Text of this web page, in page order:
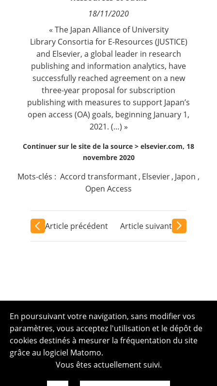
18/11/2020
« The Japan Alliance of University
Library Consortia for E-Resources (JUSTICE)
and Elsevier, a global leader in research
publishing and information analytics, have
successfully reached agreement on a new
three-year proposal for subscription
publishing with measures to support Japan’s
open access (OA) goals, beginning January 1,
2021. (…) »
Continuer sur le site de la source > elsevier.com, 18
novembre 2020
Mots-clés : Accord transformant, Elsevier, Japon ,
Open Access
Article précédent Article suivant
En poursuivant votre navigation, sans modifier vos
paramètres, vous acceptez l'utilisation et le dépôt de
cookies destinés à mesurer la fréquentation du site
grâce au logiciel Matomo.
Vous êtes actuellement suivi.